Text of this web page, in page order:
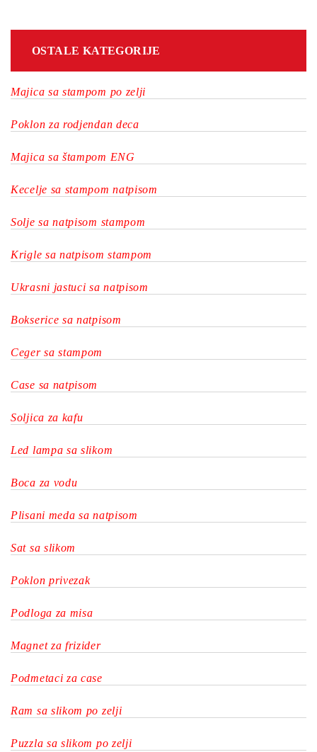
OSTALE KATEGORIJE
Majica sa stampom po zelji
Poklon za rodjendan deca
Majica sa štampom ENG
Kecelje sa stampom natpisom
Solje sa natpisom stampom
Krigle sa natpisom stampom
Ukrasni jastuci sa natpisom
Bokserice sa natpisom
Ceger sa stampom
Case sa natpisom
Soljica za kafu
Led lampa sa slikom
Boca za vodu
Plisani meda sa natpisom
Sat sa slikom
Poklon privezak
Podloga za misa
Magnet za frizider
Podmetaci za case
Ram sa slikom po zelji
Puzzla sa slikom po zelji